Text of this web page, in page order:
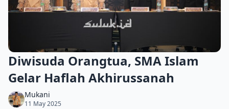
Diwisuda Orangtua, SMA Islam
Gelar Haflah Akhirussanah
Mukani
11 May 2025